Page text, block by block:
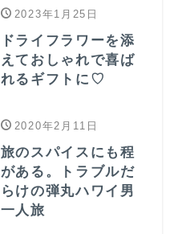
2023年1月25日
ドライフラワーを添
えておしゃれで喜ば
れるギフトに♡
2020年2月11日
旅のスパイスにも程
がある。トラブルだ
らけの弾丸ハワイ男
一人旅